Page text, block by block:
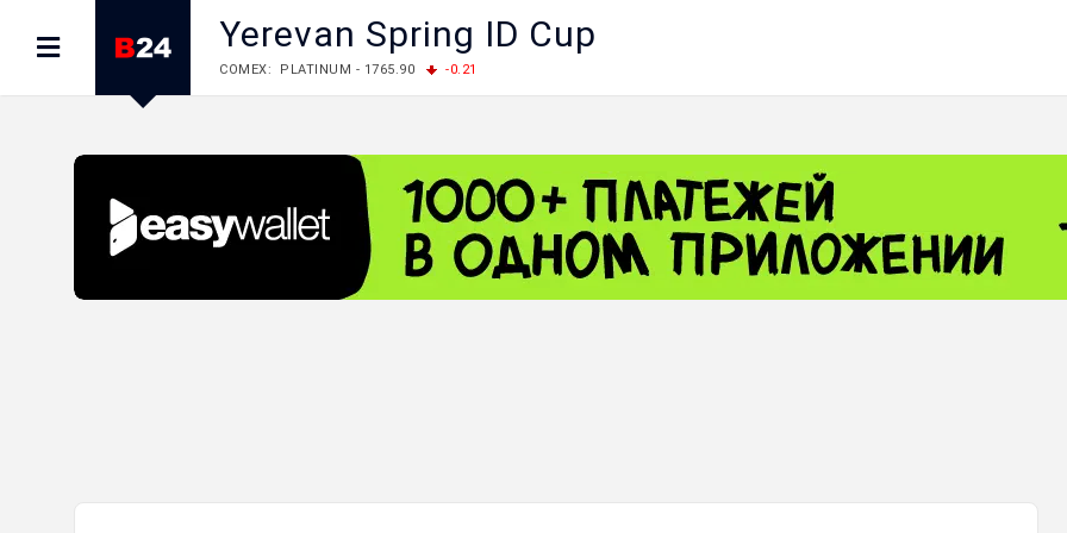
Yerevan Spring ID Cup
COMEX: PLATINUM - 1765.90
-0.21
LME: ALUMINIUM - 3184.00
-0.27 COPPER - 13791.00
-0.12
FOREX: USD/JPY - 157.68
FOREX: EUR/USD - 1.1548
+0.11 GBP/USD - 1.3459
+0.04
STOCKS RUS: RTSI - 895.93
+1.68
STOCKS US: DOW JONES - 54349.12
+0.49 NASDAQ - 26363.44
-0.83
STOCKS US: S&P 500 - 7723.55
-0.17
STOCKS JAPAN: NIKKEI - 65683.26
-0.93 TOPIX - 4055.85